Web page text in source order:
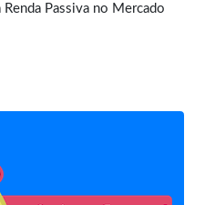
Passiva no Mercado